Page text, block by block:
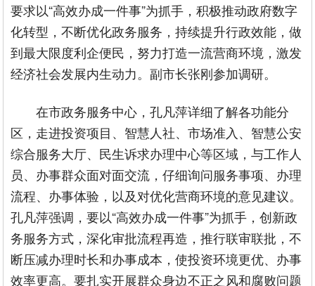
要求以“高效办成一件事”为抓手，积极推动政府数字
化转型，不断优化政务服务，持续提升行政效能，做
到最大限度利企便民，努力打造一流营商环境，激发
经济社会发展内生动力。副市长张刚参加调研。
在市政务服务中心，孔凡萍详细了解各功能分
区，走进投资项目、智慧人社、市场准入、智慧公安
综合服务大厅、民生诉求办理中心等区域，与工作人
员、办事群众面对面交流，仔细询问服务事项、办理
流程、办事体验，以及对优化营商环境的意见建议。
孔凡萍强调，要以“高效办成一件事”为抓手，创新政
务服务方式，深化审批流程再造，推行联审联批，不
断压减办理时长和办事成本，使投资环境更优、办事
效率更高。要扎实开展群众身边不正之风和腐败问题